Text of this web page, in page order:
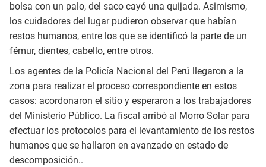
bolsa con un palo, del saco cayó una quijada. Asimismo,
los cuidadores del lugar pudieron observar que habían
restos humanos, entre los que se identificó la parte de un
fémur, dientes, cabello, entre otros.
Los agentes de la Policía Nacional del Perú llegaron a la
zona para realizar el proceso correspondiente en estos
casos: acordonaron el sitio y esperaron a los trabajadores
del Ministerio Público. La fiscal arribó al Morro Solar para
efectuar los protocolos para el levantamiento de los restos
humanos que se hallaron en avanzado en estado de
descomposición..